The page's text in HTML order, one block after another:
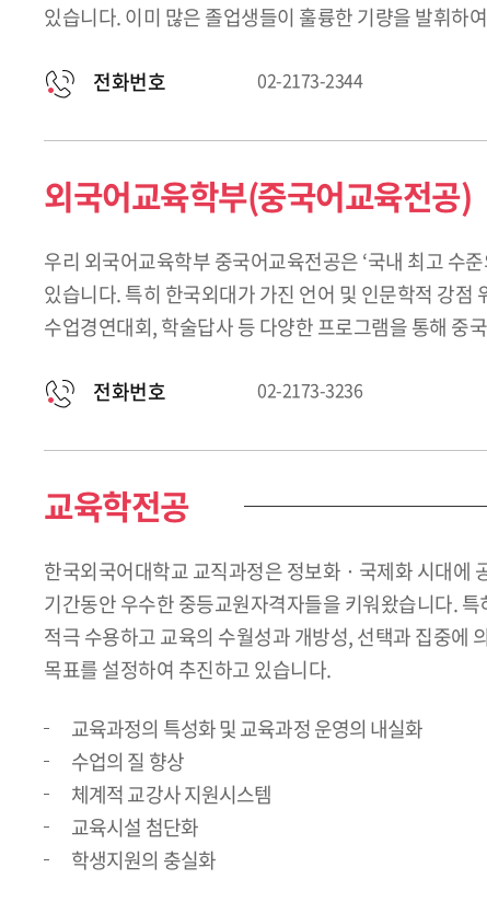
있습니다. 이미 많은 졸업생들이 훌륭한 기량을 발휘하
전화번호 02-2173-2344
외국어교육학부(중국어교육전공)
우리 외국어교육학부 중국어교육전공은 ‘국내 최고 수
있습니다. 특히 한국외대가 가진 언어 및 인문학적 강
수업경연대회, 학술답사 등 다양한 프로그램을 통해 중
전화번호 02-2173-3236
교육학전공
한국외국어대학교 교직과정은 정보화 · 국제화 시대에
기간동안 우수한 중등교원자격자들을 키워왔습니다.
적극 수용하고 교육의 수월성과 개방성, 선택과 집중에
목표를 설정하여 추진하고 있습니다.
교육과정의 특성화 및 교육과정 운영의 내실화
수업의 질 향상
체계적 교강사 지원시스템
교육시설 첨단화
학생지원의 충실화